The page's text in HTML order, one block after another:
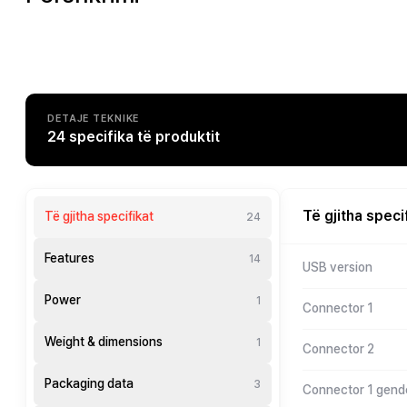
DETAJE TEKNIKE
24 specifika të produktit
Të gjitha specifikat 24
Features 14
Power 1
Weight & dimensions 1
Packaging data 3
Të gjitha
USB version
Connector 1
Connector 2
Connector 1